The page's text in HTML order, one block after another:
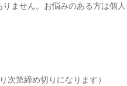
ません。お悩みのある方は個
次第締め切りになります）